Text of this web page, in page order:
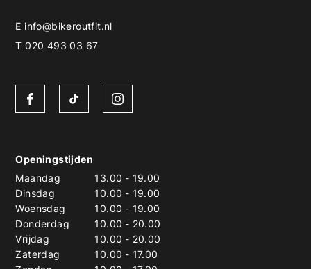
E info@bikeroutfit.nl
T 020 493 03 67
Openingstijden
Maandag
13.00 - 19.00
Dinsdag
10.00 - 19.00
Woensdag
10.00 - 19.00
Donderdag
10.00 - 20.00
Vrijdag
10.00 - 20.00
Zaterdag
10.00 - 17.00